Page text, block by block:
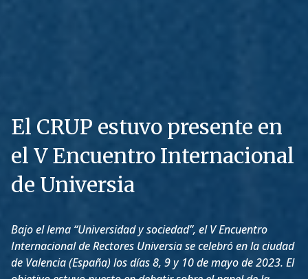
El CRUP estuvo presente en
el V Encuentro Internacional
de Universia
Bajo el lema “Universidad y sociedad”, el V Encuentro
Internacional de Rectores Universia se celebró en la ciudad
de Valencia (España) los días 8, 9 y 10 de mayo de 2023. El